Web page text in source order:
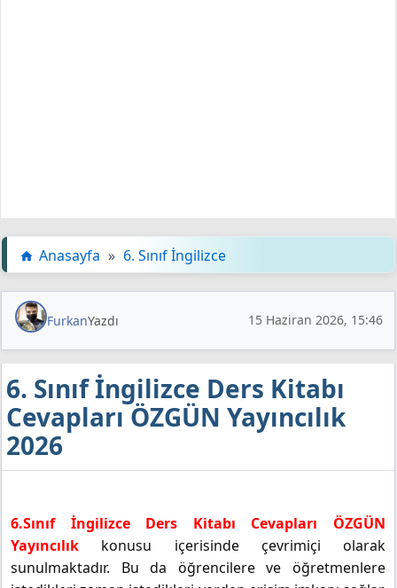
Anasayfa » 6. Sınıf İngilizce
FurkanYazdı 15 Haziran 2026, 15:46
6. Sınıf İngilizce Ders Kitabı
Cevapları ÖZGÜN Yayıncılık
2026
6.Sınıf İngilizce Ders Kitabı Cevapları ÖZGÜN
Yayıncılık konusu içerisinde çevrimiçi olarak
sunulmaktadır. Bu da öğrencilere ve öğretmenlere